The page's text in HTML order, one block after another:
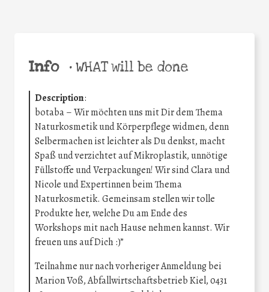
Info •WHAT will be done
Description:
botaba – Wir möchten uns mit Dir dem Thema
Naturkosmetik und Körperpflege widmen, denn
Selbermachen ist leichter als Du denkst, macht
Spaß und verzichtet auf Mikroplastik, unnötige
Füllstoffe und Verpackungen! Wir sind Clara und
Nicole und Expertinnen beim Thema
Naturkosmetik. Gemeinsam stellen wir tolle
Produkte her, welche Du am Ende des
Workshops mit nach Hause nehmen kannst. Wir
freuen uns auf Dich :)”
Teilnahme nur nach vorheriger Anmeldung bei
Marion Voß, Abfallwirtschaftsbetrieb Kiel, 0431